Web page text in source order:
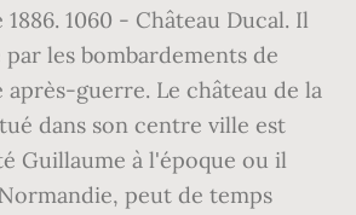
1060 - Château Ducal. Il
les bombardements de
après-guerre. Le château de la
dans son centre ville est
Guillaume à l'époque ou il
peut de temps